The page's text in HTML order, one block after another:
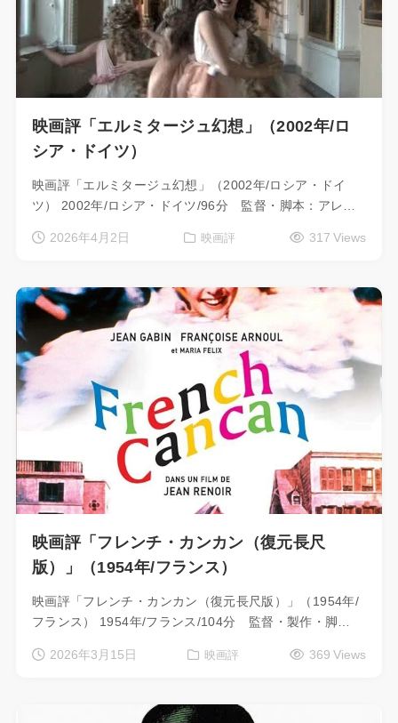
映画評「エルミタージュ幻想」（2002年/ロ
シア・ドイツ）
映画評「エルミタージュ幻想」（2002年/ロシア・ドイ
ツ） 2002年/ロシア・ドイツ/96分 監督・脚本：アレ…
2026年4月2日 映画評 317 Views
映画評「フレンチ・カンカン（復元長尺
版）」（1954年/フランス）
映画評「フレンチ・カンカン（復元長尺版）」（1954年/
フランス） 1954年/フランス/104分 監督・製作・脚…
2026年3月15日 映画評 369 Views